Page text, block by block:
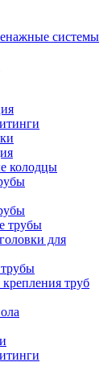
системы
колодцы
трубы
для
труб